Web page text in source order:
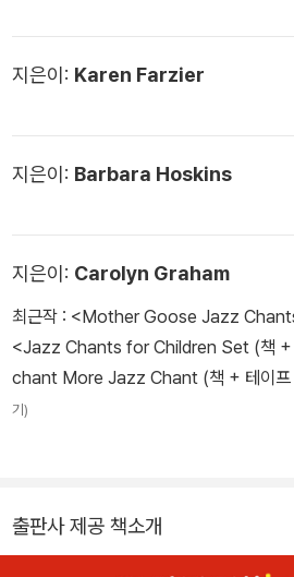
지은이: Karen Farzier
지은이: Barbara Hoskins
지은이: Carolyn Graham
최근작 : <Mother Goose Jazz
<Jazz Chants for Children Set (책 +
chant More Jazz Chant (책 + 테이프
기)
출판사 제공 책소개